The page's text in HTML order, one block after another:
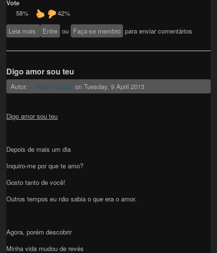
Vote
58%
42%
Leia mais sobre O ENCANTO
Entre ou Faça-se membro para enviar comentários
Digo amor sou teu
Autor: Leandro Yossef onTuesday, 9 April 2013
Digo amor sou teu
Depois de mais um dia
Inquiro-me por que te amo?
Gosto tanto de você!
Outros tempos eu não sabia o que era o amor.
Agora, porém descobrir
Minha vida mudou de revés